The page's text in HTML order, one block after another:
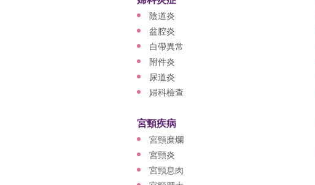
陰道炎
盆腔炎
白帶異常
附件炎
尿道炎
婦科檢查
宮頸疾病
宮頸糜爛
宮頸炎
宮頸息肉